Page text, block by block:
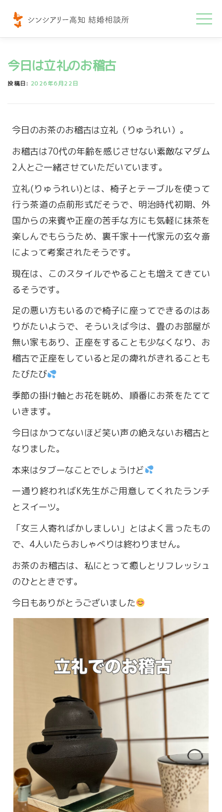
テ
へ
今日は立礼のお稽古
投稿日: 2026年6月22日
今日のお茶のお稽古は立礼（りゅうれい）。
お稽古は70代の年齢を感じさせない素敵なマダム
2人とご一緒させていただいています。
立礼(りゅうれい)とは、椅子とテーブルを使って
行う茶道の点前形式だそうで、明治時代初期、外
国からの来賓や正座の苦手な方にも気軽に抹茶を
楽しんでもらうため、裏千家十一代家元の玄々斎
によって考案されたそうです。
現在は、このスタイルでやることも増えてきてい
るそうです。
足の悪い方もいるので椅子に座ってできるのはあ
りがたいようで、そういえば今は、畳のお部屋が
無い家もあり、正座をすることも少なくなり、お
稽古で正座をしていると足の痺れがきれることも
たびたび
季節の掛け軸とお花を眺め、順番にお茶をたてて
いきます。
今日はかつてないほど笑い声の絶えないお稽古と
なりました。
本来はタブーなことでしょうけど
一通り終わればK先生がご用意してくれたランチ
とスイーツ。
「女三人寄ればかしましい」とはよく言ったもの
で、4人いたらおしゃべりは終わりません。
お茶のお稽古は、私にとって癒しとリフレッシュ
のひとときです。
今日もありがとうございました